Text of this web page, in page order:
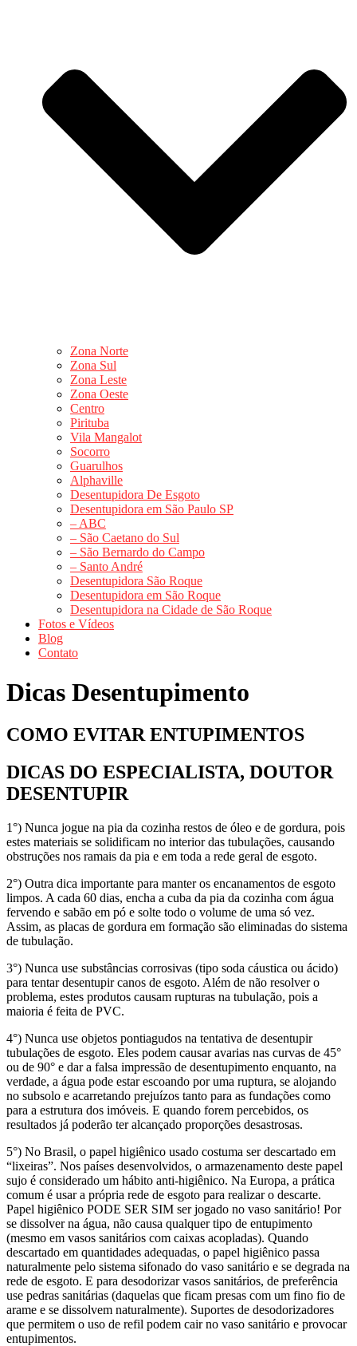
Zona Norte
Zona Sul
Zona Leste
Zona Oeste
Centro
Pirituba
Vila Mangalot
Socorro
Guarulhos
Alphaville
Desentupidora De Esgoto
Desentupidora em São Paulo SP
– ABC
– São Caetano do Sul
– São Bernardo do Campo
– Santo André
Desentupidora São Roque
Desentupidora em São Roque
Desentupidora na Cidade de São Roque
Fotos e Vídeos
Blog
Contato
Dicas Desentupimento
COMO EVITAR ENTUPIMENTOS
DICAS DO ESPECIALISTA, DOUTOR
DESENTUPIR
1°) Nunca jogue na pia da cozinha restos de óleo e de gordura, pois
estes materiais se solidificam no interior das tubulações, causando
obstruções nos ramais da pia e em toda a rede geral de esgoto.
2°) Outra dica importante para manter os encanamentos de esgoto
limpos. A cada 60 dias, encha a cuba da pia da cozinha com água
fervendo e sabão em pó e solte todo o volume de uma só vez.
Assim, as placas de gordura em formação são eliminadas do sistema
de tubulação.
3°) Nunca use substâncias corrosivas (tipo soda cáustica ou ácido)
para tentar desentupir canos de esgoto. Além de não resolver o
problema, estes produtos causam rupturas na tubulação, pois a
maioria é feita de PVC.
4°) Nunca use objetos pontiagudos na tentativa de desentupir
tubulações de esgoto. Eles podem causar avarias nas curvas de 45°
ou de 90° e dar a falsa impressão de desentupimento enquanto, na
verdade, a água pode estar escoando por uma ruptura, se alojando
no subsolo e acarretando prejuízos tanto para as fundações como
para a estrutura dos imóveis. E quando forem percebidos, os
resultados já poderão ter alcançado proporções desastrosas.
5°) No Brasil, o papel higiênico usado costuma ser descartado em
“lixeiras”. Nos países desenvolvidos, o armazenamento deste papel
sujo é considerado um hábito anti-higiênico. Na Europa, a prática
comum é usar a própria rede de esgoto para realizar o descarte.
Papel higiênico PODE SER SIM ser jogado no vaso sanitário! Por
se dissolver na água, não causa qualquer tipo de entupimento
(mesmo em vasos sanitários com caixas acopladas). Quando
descartado em quantidades adequadas, o papel higiênico passa
naturalmente pelo sistema sifonado do vaso sanitário e se degrada na
rede de esgoto. E para desodorizar vasos sanitários, de preferência
use pedras sanitárias (daquelas que ficam presas com um fino fio de
arame e se dissolvem naturalmente). Suportes de desodorizadores
que permitem o uso de refil podem cair no vaso sanitário e provocar
entupimentos.